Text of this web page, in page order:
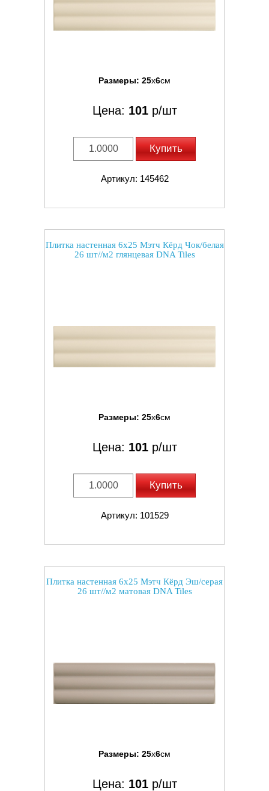
Размеры: 25x6см
Цена: 101р/шт
Купить
Артикул: 145462
Плитка настенная 6x25 Мэтч Кёрд Чок/белая
26 шт//м2 глянцевая DNA Tiles
Размеры: 25x6см
Цена: 101р/шт
Купить
Артикул: 101529
Плитка настенная 6x25 Мэтч Кёрд Эш/серая
26 шт//м2 матовая DNA Tiles
Размеры: 25x6см
Цена: 101р/шт